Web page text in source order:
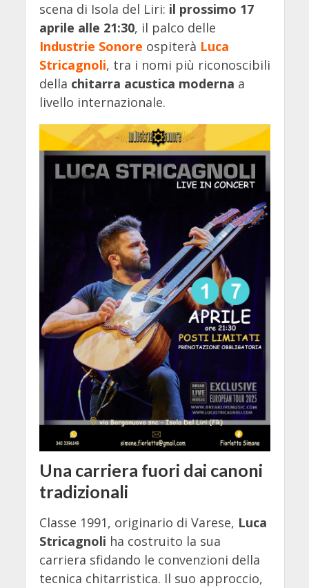
scena di Isola del Liri: il prossimo 17
aprile alle 21:30, il palco delle
Industrie Sonore ospiterà Luca
Stricagnoli, tra i nomi più riconoscibili
della chitarra acustica moderna a
livello internazionale.
Una carriera fuori dai canoni
tradizionali
Classe 1991, originario di Varese, Luca
Stricagnoli ha costruito la sua
carriera sfidando le convenzioni della
tecnica chitarristica. Il suo approccio,